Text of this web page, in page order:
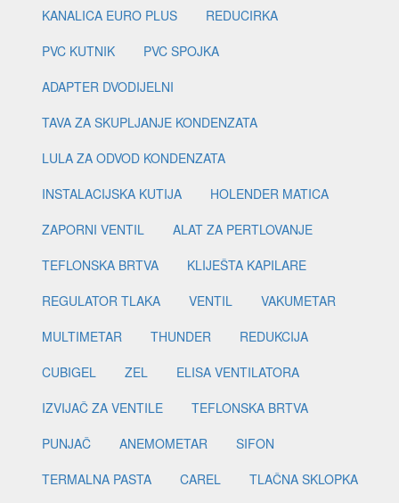
KANALICA EURO PLUS
REDUCIRKA
PVC KUTNIK
PVC SPOJKA
ADAPTER DVODIJELNI
TAVA ZA SKUPLJANJE KONDENZATA
LULA ZA ODVOD KONDENZATA
INSTALACIJSKA KUTIJA
HOLENDER MATICA
ZAPORNI VENTIL
ALAT ZA PERTLOVANJE
TEFLONSKA BRTVA
KLIJEŠTA KAPILARE
REGULATOR TLAKA
VENTIL
VAKUMETAR
MULTIMETAR
THUNDER
REDUKCIJA
CUBIGEL
ZEL
ELISA VENTILATORA
IZVIJAČ ZA VENTILE
TEFLONSKA BRTVA
PUNJAČ
ANEMOMETAR
SIFON
TERMALNA PASTA
CAREL
TLAČNA SKLOPKA